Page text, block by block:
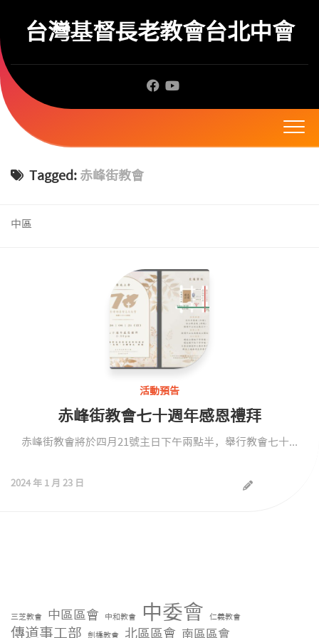
content台灣基督長老教會台北中會
Tagged: 赤峰街教會
中區
活動預告
赤峰街教會七十週年感恩禮拜
赤峰街教會將於四月21號主日下午兩點半，舉行教會七十...
2024 年 1 月 23 日
三芝教會 中區區會 中和教會 中委會 仁義教會
傳道事工部 劍橋教會 北區區會 南區區會